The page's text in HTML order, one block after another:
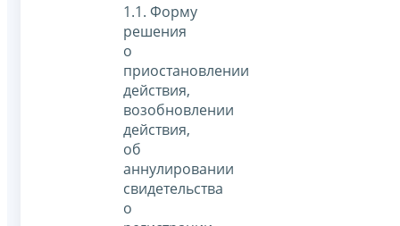
1.1. Форму
решения
о
приостановлении
действия,
возобновлении
действия,
об
аннулировании
свидетельства
о